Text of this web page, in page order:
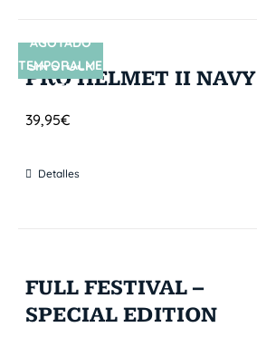
SIN STOCK
AGOTADO
TEMPORALME
NTE
PRO HELMET II NAVY
39,95€
Detalles
FULL FESTIVAL –
SPECIAL EDITION